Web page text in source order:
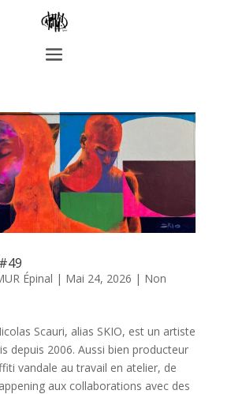
Épinal | Mai 24, 2026 | Non
Scauri, alias SKIO, est un artiste
depuis 2006. Aussi bien producteur
vandale au travail en atelier, de
aux collaborations avec des